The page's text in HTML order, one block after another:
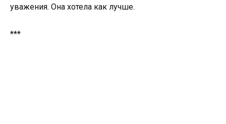
уважения. Она хотела как лучше.
***